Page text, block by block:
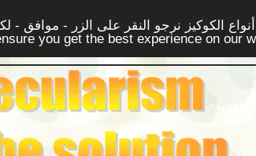
الكوكيز نرجو النقر على الزر - موافق -
you get the best experience on our